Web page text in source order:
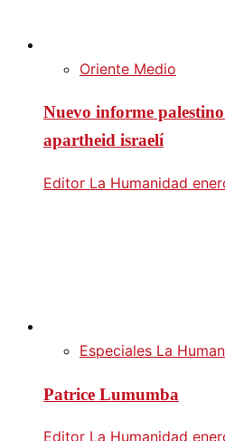
Oriente Medio
Nuevo informe
apartheid israelí
Editor La Humanidad
Especiales La
Patrice Lumumba
Editor La Humanidad